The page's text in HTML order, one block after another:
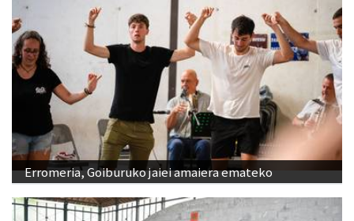
Erromeria, Goiburuko jaiei amaiera emateko